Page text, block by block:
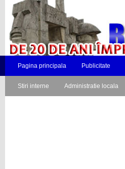
Pagina principala Publicitate
Stiri interne Administratie locala